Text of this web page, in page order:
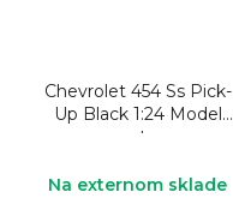
Chevrolet 454 Ss Pick-
Up Black 1:24 Model
auta
Na externom sklade